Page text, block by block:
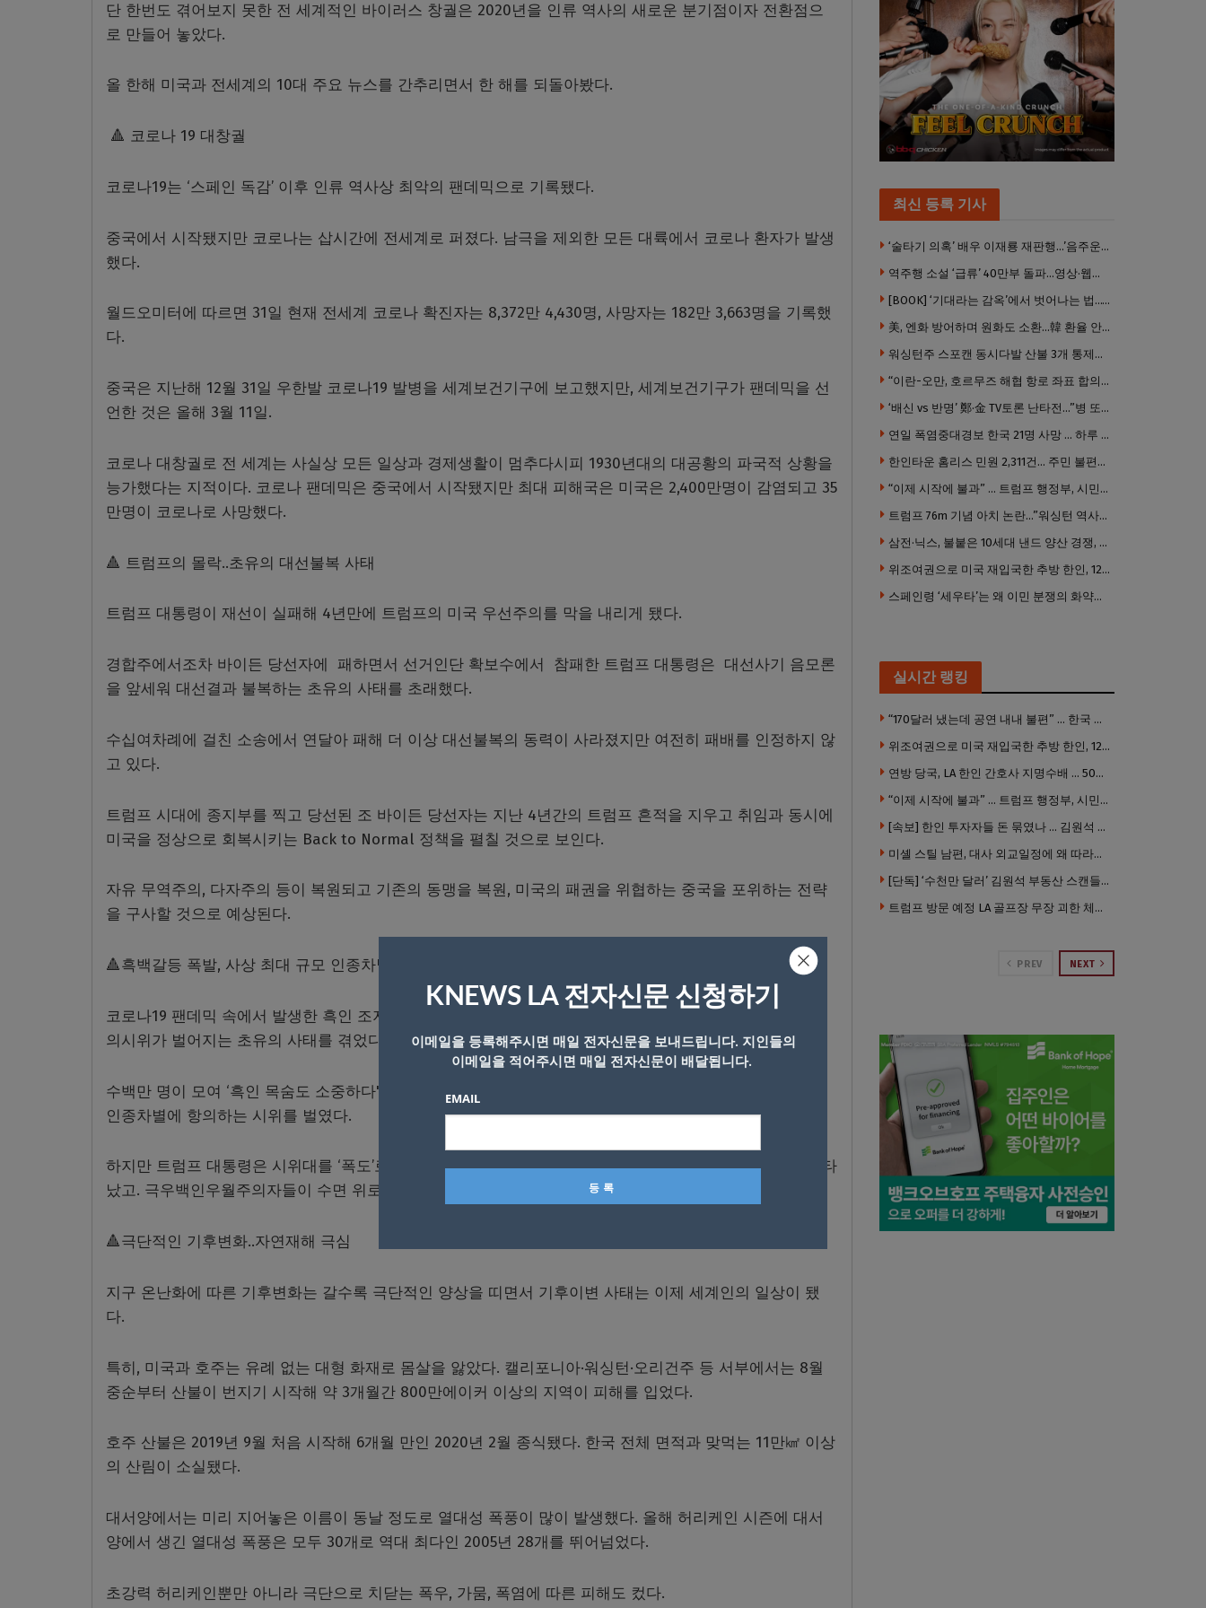
단 한번도 겪어보지 못한 전 세계적인 바이러스 창궐은 2020년을 인류 역사의 새로운 분기점이자 전환점으
로 만들어 놓았다.
올 한해 미국과 전세계의 10대 주요 뉴스를 간추리면서 한 해를 되돌아봤다.
🔺 코로나 19 대창궐
코로나19는 ‘스페인 독감’ 이후 인류 역사상 최악의 팬데믹으로 기록됐다.
중국에서 시작됐지만 코로나는 삽시간에 전세계로 퍼졌다. 남극을 제외한 모든 대륙에서 코로나 환자가 발생
했다.
월드오미터에 따르면 31일 현재 전세계 코로나 확진자는 8,372만 4,430명, 사망자는 182만 3,663명을 기록했
다.
중국은 지난해 12월 31일 우한발 코로나19 발병을 세계보건기구에 보고했지만, 세계보건기구가 팬데믹을 선
언한 것은 올해 3월 11일.
코로나 대창궐로 전 세계는 사실상 모든 일상과 경제생활이 멈추다시피 1930년대의 대공황의 파국적 상황을
능가했다는 지적이다. 코로나 팬데믹은 중국에서 시작됐지만 최대 피해국은 미국은 2,400만명이 감염되고 35
만명이 코로나로 사망했다.
🔺 트럼프의 몰락..초유의 대선불복 사태
트럼프 대통령이 재선이 실패해 4년만에 트럼프의 미국 우선주의를 막을 내리게 됐다.
경합주에서조차 바이든 당선자에 패하면서 선거인단 확보수에서 참패한 트럼프 대통령은 대선사기 음모론
을 앞세워 대선결과 불복하는 초유의 사태를 초래했다.
수십여차례에 걸친 소송에서 연달아 패해 더 이상 대선불복의 동력이 사라졌지만 여전히 패배를 인정하지 않
고 있다.
트럼프 시대에 종지부를 찍고 당선된 조 바이든 당선자는 지난 4년간의 트럼프 흔적을 지우고 취임과 동시에
미국을 정상으로 회복시키는 Back to Normal 정책을 펼칠 것으로 보인다.
자유 무역주의, 다자주의 등이 복원되고 기존의 동맹을 복원, 미국의 패권을 위협하는 중국을 포위하는 전략
을 구사할 것으로 예상된다.
🔺흑백갈등 폭발, 사상 최대 규모 인종차별 반대 시위
코로나19 팬데믹 속에서 발생한 흑인 조지 플로이드 사망사건으로 미국은 전국에서 1개월 넘게 인종차별 항
의시위가 벌어지는 초유의 사태를 겪었다.
수백만 명이 모여 ‘흑인 목숨도 소중하다'(Black Lives Matter)는 구호를 외쳤다. 분노한 군중은 거리로 나서
인종차별에 항의하는 시위를 벌였다.
하지만 트럼프 대통령은 시위대를 ‘폭도’로 규정하면서 흑백 갈등이 오히려 폭발적으로 증폭되는 양상이 나타
났고. 극우백인우월주의자들이 수면 위로 부상해 갈등의 골은 더욱 더 깊어졌다.
🔺극단적인 기후변화..자연재해 극심
지구 온난화에 따른 기후변화는 갈수록 극단적인 양상을 띠면서 기후이변 사태는 이제 세계인의 일상이 됐
다.
특히, 미국과 호주는 유례 없는 대형 화재로 몸살을 앓았다. 캘리포니아·워싱턴·오리건주 등 서부에서는 8월
중순부터 산불이 번지기 시작해 약 3개월간 800만에이커 이상의 지역이 피해를 입었다.
호주 산불은 2019년 9월 처음 시작해 6개월 만인 2020년 2월 종식됐다. 한국 전체 면적과 맞먹는 11만㎢ 이상
의 산림이 소실됐다.
대서양에서는 미리 지어놓은 이름이 동날 정도로 열대성 폭풍이 많이 발생했다. 올해 허리케인 시즌에 대서
양에서 생긴 열대성 폭풍은 모두 30개로 역대 최다인 2005년 28개를 뛰어넘었다.
초강력 허리케인뿐만 아니라 극단으로 치닫는 폭우, 가뭄, 폭염에 따른 피해도 컸다.
최신 등록 기사
‘술타기 의혹’ 배우 이재룡 재판행…’음주운전’ 혐의는 제외
역주행 소설 ‘급류’ 40만부 돌파…영상·웹툰으로도 나온다
[BOOK] ‘기대라는 감옥’에서 벗어나는 법…’나는 도대체 왜 눈치를 볼까’
美, 엔화 방어하며 원화도 소환…韓 환율 안정 ‘우군’ 되나
워싱턴주 스포캔 동시다발 산불 3개 통제불능 상태 … 이재민 수십만명
“이란-오만, 호르무즈 해협 항로 좌표 합의” 이란 외무부 발표
‘배신 vs 반명’ 鄭·金 TV토론 난타전…”병 또 도졌나”
연일 폭염중대경보 한국 21명 사망 … 하루 198명 응급실행
한인타운 홈리스 민원 2,311건… 주민 불편은 여전
“이제 시작에 불과” … 트럼프 행정부, 시민권 박탈 본격화
트럼프 76m 기념 아치 논란…”워싱턴 역사경관 훼손 우려”
삼전·닉스, 불붙은 10세대 낸드 양산 경쟁, 캘리포니아서 공개
위조여권으로 미국 재입국한 추방 한인, 120만 달러 은행 사기 행각
스페인령 ‘세우타’는 왜 이민 분쟁의 화약고가 됐나
실시간 랭킹
“170달러 냈는데 공연 내내 불편” … 한국 코미디언 LA공연, 음향 불량에 외모 비하 개그 논란
위조여권으로 미국 재입국한 추방 한인, 120만 달러 은행 사기 행각
연방 당국, LA 한인 간호사 지명수배 … 500만 달러 메디캐어 사기, 선고 직전 한국 도주
“이제 시작에 불과” … 트럼프 행정부, 시민권 박탈 본격화
[속보] 한인 투자자들 돈 묶였나 … 김원석 회사들 챕터7 강제파산·자진파산 잇따라 신청
미셸 스틸 남편, 대사 외교일정에 왜 따라갔나 … “매우 이례적”
[단독] ‘수천만 달러’ 김원석 부동산 스캔들 새 국면 … 한인 투자자들 소송 잇따라 ‘디폴트’ 절차
트럼프 방문 예정 LA 골프장 무장 괴한 체포 …권총·AR 소총 소지
PREV NEXT
KNEWS LA 전자신문 신청하기
이메일을 등록해주시면 매일 전자신문을 보내드립니다. 지인들의
이메일을 적어주시면 매일 전자신문이 배달됩니다.
EMAIL